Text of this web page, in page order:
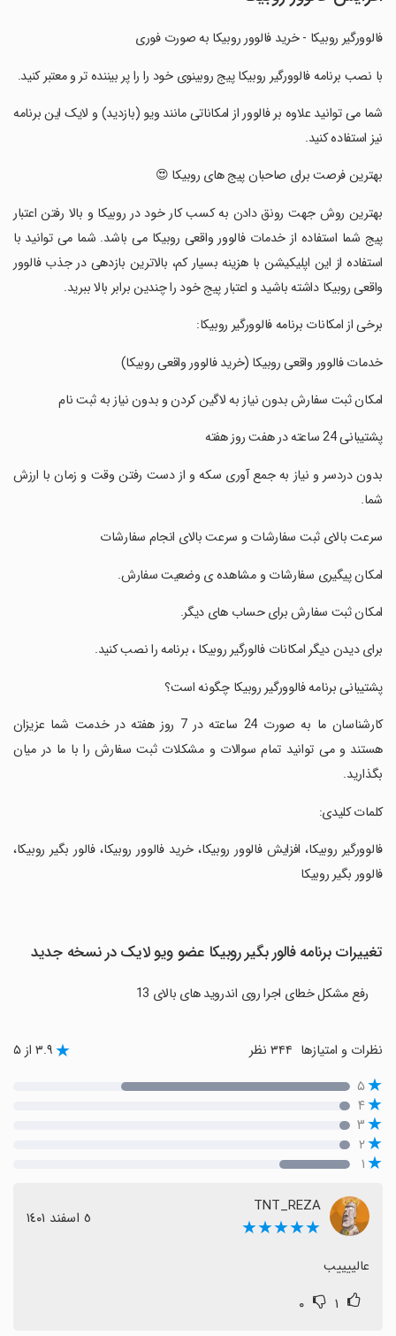
فالوورگیر روبیکا - خرید فالوور روبیکا به صورت فوری
‏با نصب برنامه فالوورگیر روبیکا پیج روبینوی خود را را پر بیننده تر و معتبر کنید.
‏شما می توانید علاوه بر فالوور از امکاناتی مانند ویو (بازدید) و لایک این برنامه
نیز استفاده کنید.
‏بهترین فرصت برای صاحبان پیج های روبیکا 😍
‏بهترین روش جهت رونق دادن به کسب کار خود در روبیکا و بالا رفتن اعتبار
پیج شما استفاده از خدمات فالوور واقعی روبیکا می باشد. شما می توانید با
استفاده از این اپلیکیشن با هزینه بسیار کم، بالاترین بازدهی در جذب فالوور
واقعی روبیکا داشته باشید و اعتبار پیج خود را چندین برابر بالا ببرید.
‏برخی از امکانات برنامه فالوورگیر روبیکا:
‏خدمات فالوور واقعی روبیکا (خرید فالوور واقعی روبیکا)
‏امکان ثبت سفارش بدون نیاز به لاگین کردن و بدون نیاز به ثبت نام
‏پشتیبانی 24 ساعته در هفت روز هفته
‏بدون دردسر و نیاز به جمع آوری سکه و از دست رفتن وقت و زمان با ارزش
شما.
‏سرعت بالای ثبت سفارشات و سرعت بالای انجام سفارشات
‏امکان پیگیری سفارشات و مشاهده ی وضعیت سفارش.
‏امکان ثبت سفارش برای حساب های دیگر.
‏برای دیدن دیگر امکانات فالورگیر روبیکا ، برنامه را نصب کنید.
‏پشتیبانی برنامه فالوورگیر روبیکا چگونه است؟
‏کارشناسان ما به صورت 24 ساعته در 7 روز هفته در خدمت شما عزیزان
هستند و می توانید تمام سوالات و مشکلات ثبت سفارش را با ما در میان
بگذارید.
‏کلمات کلیدی:
‏فالوورگیر روبیکا، افزایش فالوور روبیکا، خرید فالوور روبیکا، فالور بگیر روبیکا،
فالوور بگیر روبیکا
تغییرات برنامه فالور بگیر روبیکا عضو ویو لایک در نسخه جدید
رفع مشکل خطای اجرا روی اندروید های بالای 13
نظرات و امتیازها ۳.۹ از ۵
۵
۴
۳
۲
۱
TNT_REZA
★★★★★ ٥ اسفند ١٤٠١
عالییییب
۱ ۰